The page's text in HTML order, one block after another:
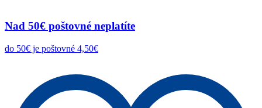
Nad 50€ poštovné neplatíte
do 50€ je poštovné 4,50€